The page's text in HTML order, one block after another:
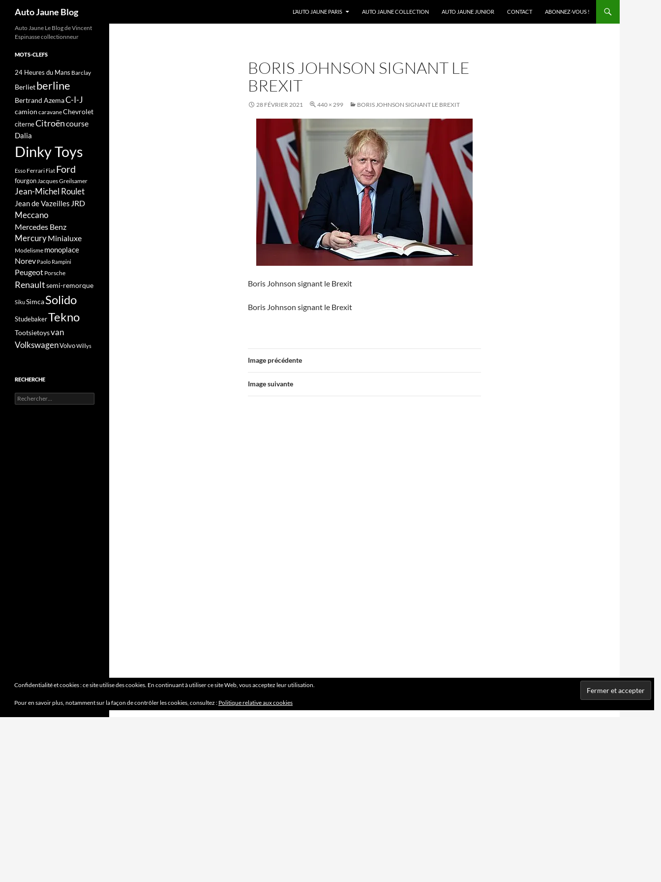
Auto Jaune Blog
L’AUTO JAUNE PARIS
AUTO JAUNE COLLECTION AUTO JAUNE JUNIOR CONTACT ABONNEZ-VOUS !
BORIS JOHNSON SIGNANT LE
BREXIT
28 FÉVRIER 2021 440 × 299 BORIS JOHNSON SIGNANT LE BREXIT
Boris Johnson signant le Brexit
Boris Johnson signant le Brexit
Image précédente
Image suivante
Auto Jaune Le Blog de Vincent
Espinasse collectionneur
MOTS-CLEFS
24 Heures du Mans Barclay
Berlietberline
Bertrand AzemaC-I-J
camion caravaneChevrolet
citerneCitroëncourse
Dalia
Dinky Toys
Esso Ferrari Fiat Ford
fourgonJacques Greilsamer
Jean-Michel Roulet
Jean de Vazeilles JRD
Meccano
Mercedes Benz
MercuryMinialuxe
Modelisme monoplace
Norev Paolo Rampini
Peugeot Porsche
Renaultsemi-remorque
SikuSimcaSolido
StudebakerTekno
Tootsietoysvan
VolkswagenVolvoWillys
RECHERCHE
Rechercher :
Confidentialité et cookies : ce site utilise des cookies. En continuant à utiliser ce site Web, vous acceptez leur utilisation.
Pour en savoir plus, notamment sur la façon de contrôler les cookies, consultez : Politique relative aux cookies